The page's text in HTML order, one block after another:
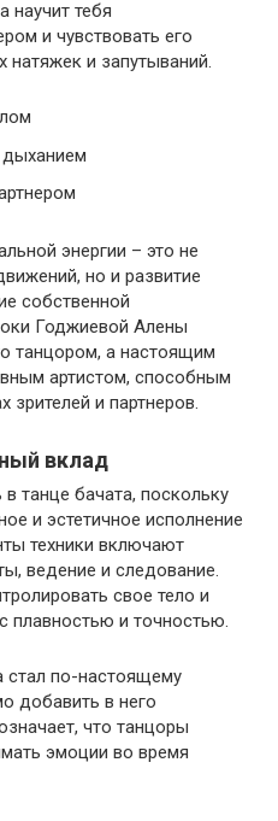
научит тебя
и чувствовать его
натяжек и запутываний.
дыханием
энергии – это не
но и развитие
собственной
Годжиевой Алены
танцором, а настоящим
артистом, способным
зрителей и партнеров.
вклад
танце бачата, поскольку
и эстетичное исполнение
техники включают
ведение и следование.
свое тело и
плавностью и точностью.
стал по-настоящему
добавить в него
что танцоры
эмоции во время